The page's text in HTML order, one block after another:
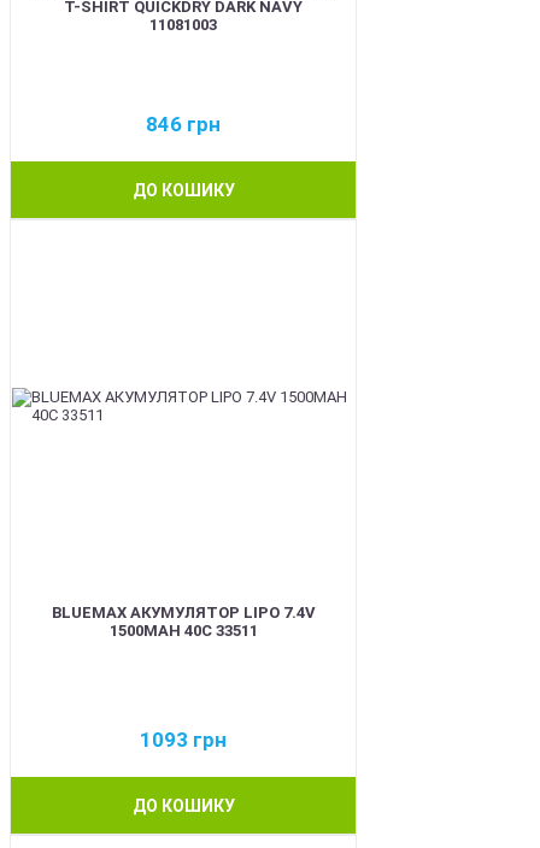
T-SHIRT QUICKDRY DARK NAVY
11081003
846 грн
ДО КОШИКУ
BLUEMAX АКУМУЛЯТОР LIPO 7.4V
1500MAH 40C 33511
1093 грн
ДО КОШИКУ